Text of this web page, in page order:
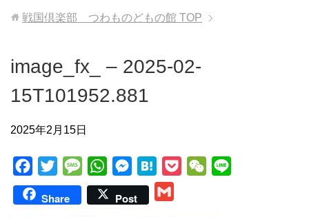
戦国倶楽部 つわものどもの館 TOP
image_fx_ – 2025-02-
15T101952.881
2025年2月15日
a
c
w
i
M
e
s
W
h
a
e
s
a
t
W
Share Post